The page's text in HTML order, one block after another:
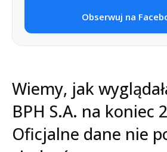
Obserwuj na
Wiemy, jak
BPH S.A. na koniec
Oficjalne dane nie